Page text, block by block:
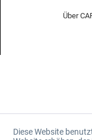
Über
Diese Website